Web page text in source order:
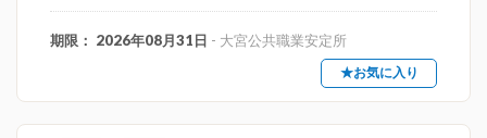
期限： 2026年08月31日 - 大宮公共職業安定所
★お気に入り